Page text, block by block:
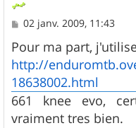
M
s
s
a
g
e
02 janv. 2009, 11:43
Pour ma part,
http://
18638002.html
661 knee evo,
vraiment tres bien.